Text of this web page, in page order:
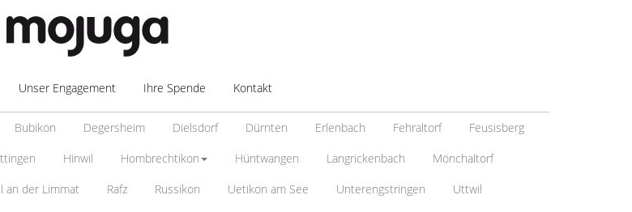
Unser Engagement Ihre Spende Kontakt
Bubikon Degersheim Dielsdorf Dürnten Erlenbach Fehraltorf
Feusisberg
Hinwil Hombrechtikon Hüntwangen Langrickenbach
Mönchaltorf
an der Limmat Rafz Russikon Uetikon am See Unterengstringen
Uttwil